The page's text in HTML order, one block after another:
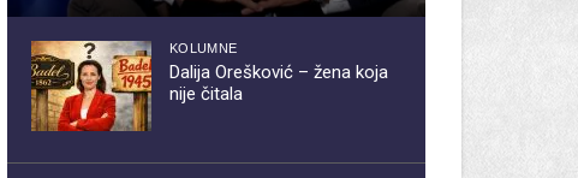
KOLUMNE
Dalija Orešković – žena koja
nije čitala